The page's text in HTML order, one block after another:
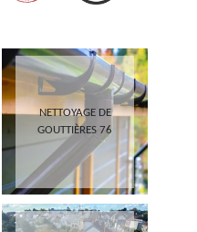
NETTOYAGE DE
GOUTTIÈRES 76